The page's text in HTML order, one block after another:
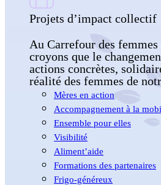
Projets d’impact collectif
Au Carrefour des
croyons que le
actions concrètes,
réalité des femmes de
Mères en action
Accompagnement à la
Ensemble pour elles
Visibilité
Aliment’aide
Formations des partenaires
Frigo-généreux